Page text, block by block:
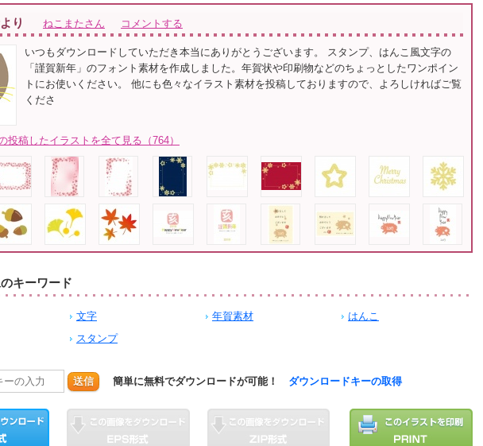
り ねこまたさん コメントする
いつもダウンロードしていただき本当にありがとうございます。 スタンプ、はんこ風文字の
「謹賀新年」のフォント素材を作成しました。年賀状や印刷物などのちょっとしたワンポイン
トにお使いください。 他にも色々なイラスト素材を投稿しておりますので、よろしければご覧
くださ
投稿したイラストを全て見る（764）
キーワード
文字 年賀素材
はんこ
スタンプ
送信 簡単に無料でダウンロードが可能！ ダウンロードキーの取得